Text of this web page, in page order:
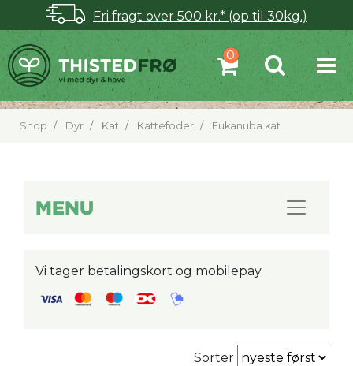
Fri fragt over 500 kr.* (op til 30kg.)
Shop Dyr Kat Kattefoder Eukanuba kat
MENU
Vi tager betalingskort og mobilepay
Sorter